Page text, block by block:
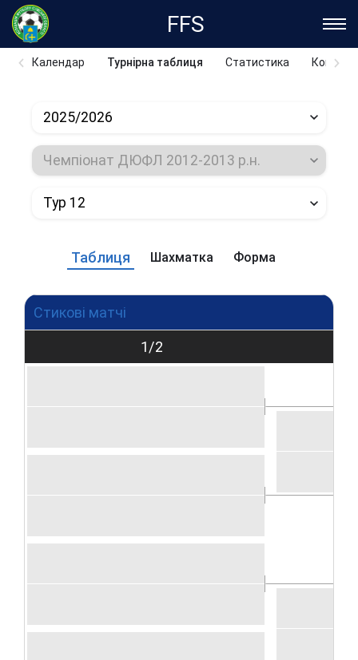
FFS
Календар Турнірна таблиця Статистика
2025/2026
Чемпіонат ДЮФЛ 2012-2013 р.н.
Тур 12
Таблиця Шахматка Форма
Стикові матчі
1/2